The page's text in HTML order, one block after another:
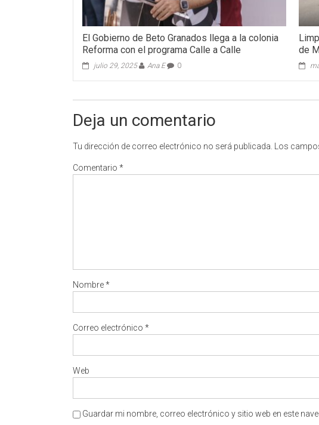
El Gobierno de Beto Granados llega a la colonia
Reforma con el programa Calle a Calle
julio 29, 2025 Ana E 0
de
Deja un comentario
Tu dirección de correo electrónico no será publicada. Los
Comentario *
Nombre*
Correo electrónico *
Web
Guardar mi nombre, correo electrónico y sitio web en este